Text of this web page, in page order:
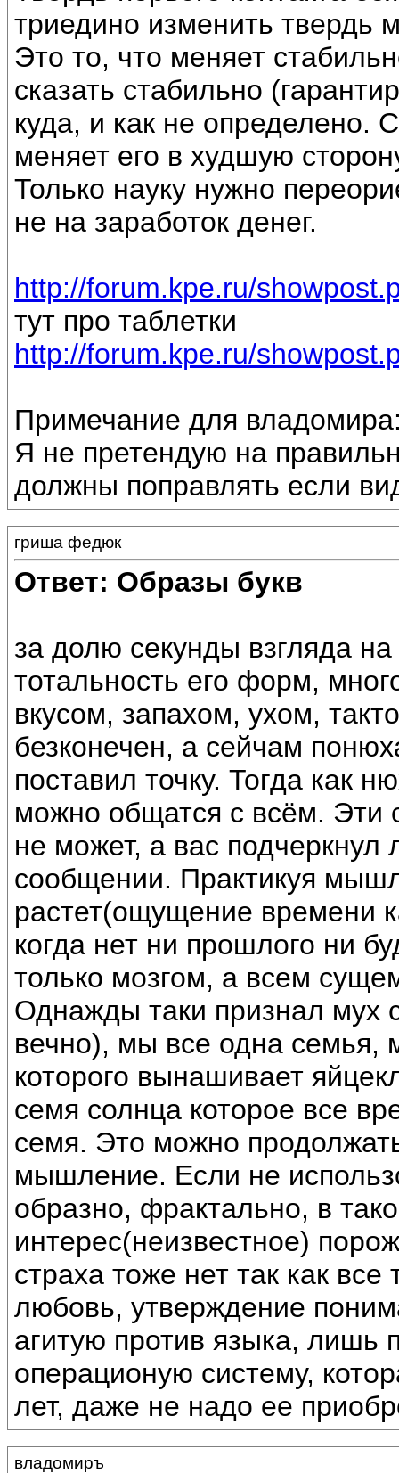
триедино изменить твердь
Это то, что меняет
сказать стабильно
куда, и как не определено.
меняет его в худшую
Только науку нужно
не на заработок денег.
http://forum.kpe.ru/
тут про таблетки
http://forum.kpe.ru/
Примечание для
Я не претендую на
должны поправлять если
гриша федюк
Ответ: Образы букв
за долю секунды взгляда
тотальность его форм,
вкусом, запахом, ухом,
безконечен, а сейчам
поставил точку. Тогда как
можно общатся с всём. Эти
не может, а вас
сообщении. Практикуя
растет(ощущение времени
когда нет ни прошлого ни
только мозгом, а всем
Однажды таки признал мух
вечно), мы все одна семья,
которого вынашивает
семя солнца которое все
семя. Это можно
мышление. Если не
образно, фрактально, в
интерес(неизвестное)
страха тоже нет так как
любовь, утверждение
агитую против языка,
операционую систему,
лет, даже не надо ее
владомиръ